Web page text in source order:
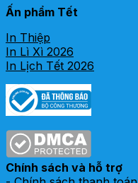
Ấn phẩm Tết
In Thiệp
In Lì Xì 2026
In Lịch Tết 2026
Chính sách và hỗ trợ